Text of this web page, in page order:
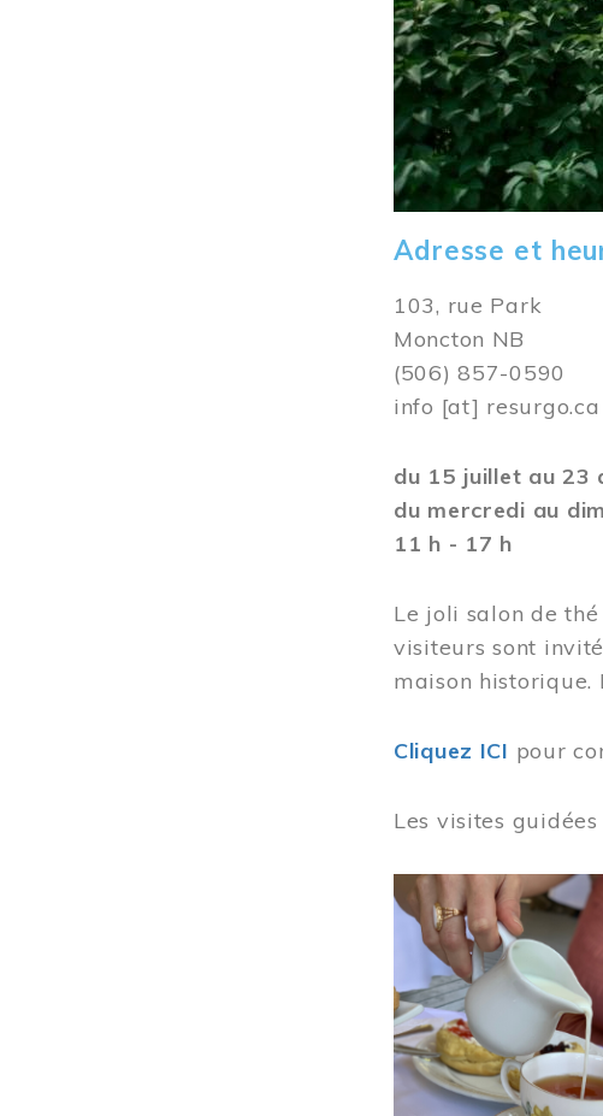
Adresse et
103, rue Park
Moncton NB
(506) 857-0590
info [at] resurgo.ca
du 15 juillet au 23
du mercredi au
11 h - 17 h
Le joli salon de
visiteurs sont
maison historique.
Cliquez ICI pour
Les visites
Image